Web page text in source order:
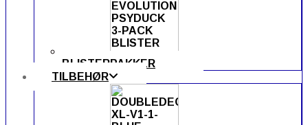
BLISTERPAKKER
TILBEHØR